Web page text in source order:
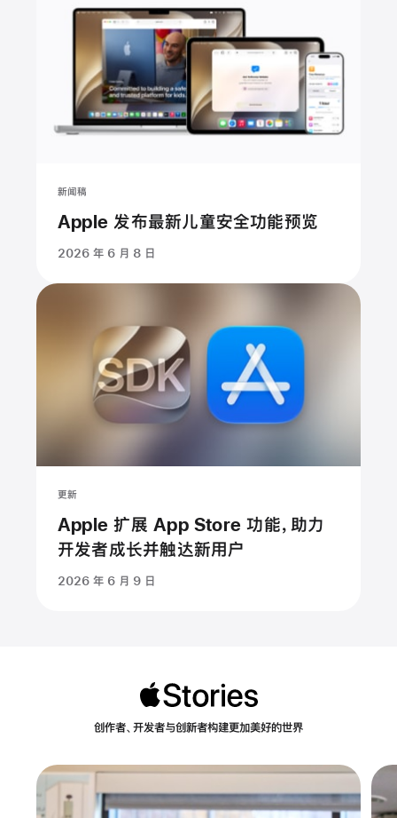
新闻稿
Apple 发布最新儿童安全功能预览
2026 年 6 月 8 日
更新
Apple 扩展 App Store 功能，助力
开发者成长并触达新用户
2026 年 6 月 9 日
Apple
Stories
创作者、开发者与创新者构建更加美好的世界